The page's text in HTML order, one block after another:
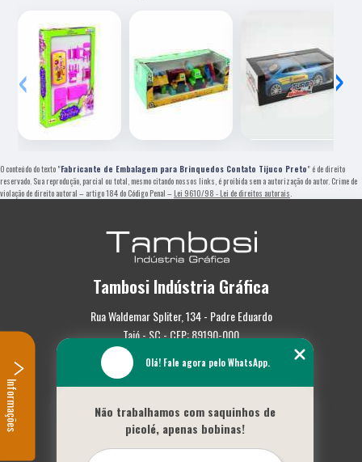
‹ ›
O conteúdo do texto "Fabricante de Embalagem para Brinquedos Contato Tijuco Preto" é de direito
reservado. Sua reprodução, parcial ou total, mesmo citando nossos links, é proibida sem a autorização do autor. Crime de
violação de direito autoral – artigo 184 do Código Penal – Lei 9610/98 - Lei de direitos autorais
Tambosi Indústria Gráfica
Rua Waldemar Spliter, 134 - Padre Eduardo
Taió - SC - CEP: 89190-000
(47) 3562-0587
Empresa
Missão
Serviços
Olá! Fale agora pelo WhatsApp.
Não trabalhamos com saquinhos de
picolé, apenas bobinas!
Informações